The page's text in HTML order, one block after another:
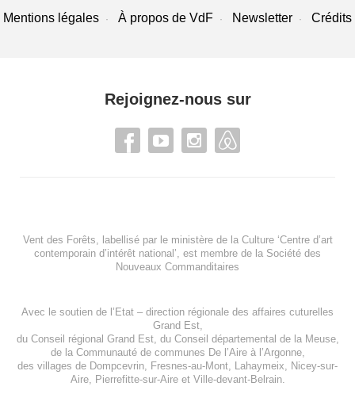
Mentions légales À propos de VdF Newsletter Crédits
Rejoignez-nous sur
Vent des Forêts, labellisé par le ministère de la Culture ‘Centre d’art
contemporain d’intérêt national’, est membre de la Société des
Nouveaux Commanditaires
Avec le soutien de l’Etat – direction régionale des affaires cuturelles
Grand Est,
du Conseil régional Grand Est, du Conseil départemental de la Meuse,
de la Communauté de communes De l’Aire à l’Argonne,
des villages de Dompcevrin Fresnes-au-Mont Lahaymeix
Nicey-sur-
Aire, Pierrefitte-sur-Aireet Ville-devant-Belrain.